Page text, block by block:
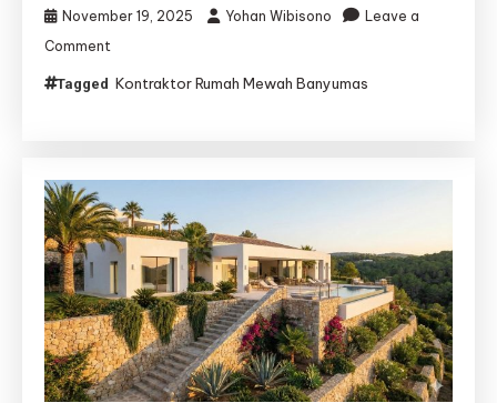
November 19, 2025 Yohan Wibisono
Leave a
Comment
Rumah
Kontraktor
Rumah
Mewah
Purwokerto
Tagged Kontraktor Rumah Mewah Banyumas